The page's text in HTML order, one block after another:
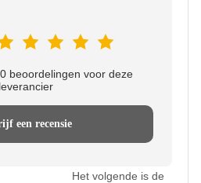
beoordelingen voor deze
leverancier
een recensie
Het volgende is de